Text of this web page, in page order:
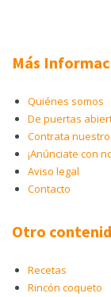
Más
Quiénes somos
De puertas
Contrata
¡Anúnciate con
Aviso legal
Contacto
Otro
Recetas
Rincón coqueto